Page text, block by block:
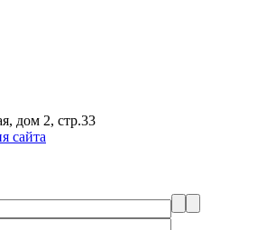
дом 2, стр.33
сайта